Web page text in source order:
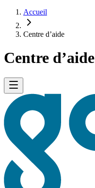
Accueil
Centre d’aide
Centre d’aide